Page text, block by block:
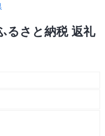
るさと納税 返礼